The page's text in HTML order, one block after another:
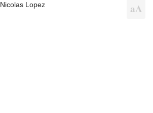
Nicolas Lopez